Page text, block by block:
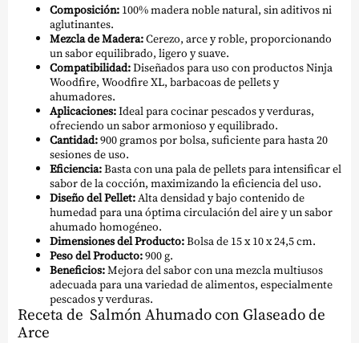
Composición: 100% madera noble natural, sin aditivos ni
aglutinantes.
Mezcla de Madera:Cerezo, arce y roble, proporcionando
un sabor equilibrado, ligero y suave.
Compatibilidad:Diseñados para uso con productos Ninja
Woodfire, Woodfire XL, barbacoas de pellets y
ahumadores.
Aplicaciones:Ideal para cocinar pescados y verduras,
ofreciendo un sabor armonioso y equilibrado.
Cantidad:900 gramos por bolsa, suficiente para hasta 20
sesiones de uso.
Eficiencia:Basta con una pala de pellets para intensificar el
sabor de la cocción, maximizando la eficiencia del uso.
Diseño del Pellet:Alta densidad y bajo contenido de
humedad para una óptima circulación del aire y un sabor
ahumado homogéneo.
Dimensiones del Producto:Bolsa de 15 x 10 x 24,5 cm.
Peso del Producto:900 g.
Beneficios:Mejora del sabor con una mezcla multiusos
adecuada para una variedad de alimentos, especialmente
pescados y verduras.
Receta de Salmón Ahumado con Glaseado de
Arce